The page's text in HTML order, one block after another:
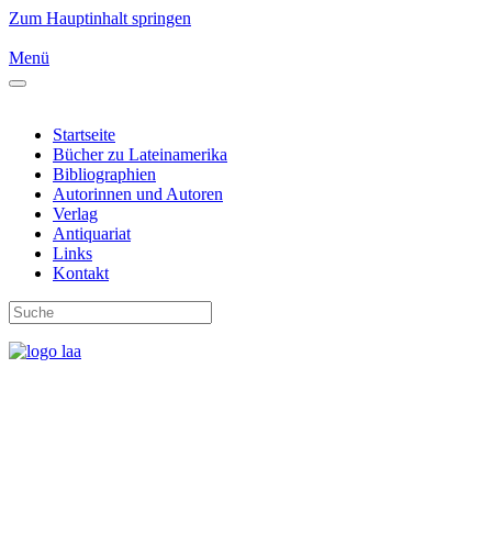
Zum Hauptinhalt springen
Menü
Startseite
Bücher zu Lateinamerika
Bibliographien
Autorinnen und Autoren
Verlag
Antiquariat
Links
Kontakt